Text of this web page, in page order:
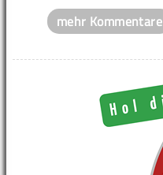
mehr Kommentare